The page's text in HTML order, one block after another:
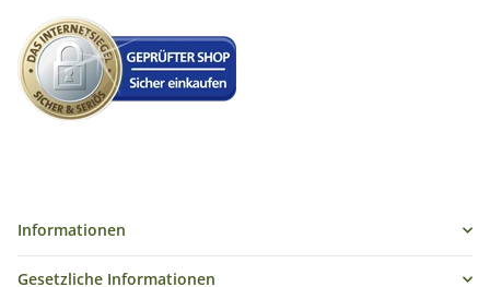
Informationen
Gesetzliche Informationen